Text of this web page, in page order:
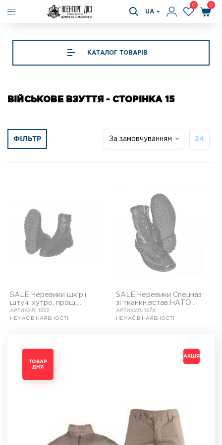
UA
0 0
КАТАЛОГ ТОВАРІВ
ВІЙСЬКОВЕ ВЗУТТЯ - СТОРІНКА 15
ФІЛЬТР За замовчуванням 24
SALE Черевики шкір.і
штуч. хутро, прош,
проклеєні
АРТИКУЛ: 1553
НЕМАЄ В НАЯВНОСТІ
SALE Черевики Спецназ
зі тканин.встав.НАТО
полегшені
АРТИКУЛ: 1579
НЕМАЄ В НАЯВНОСТІ
ТОВАР
ДНЯ
АКЦІЯ
ТОВАР
ДНЯ
АКЦІЯ
ТОВАР
ДНЯ
АКЦІЯ
ТОВАР
ДНЯ
АКЦІЯ